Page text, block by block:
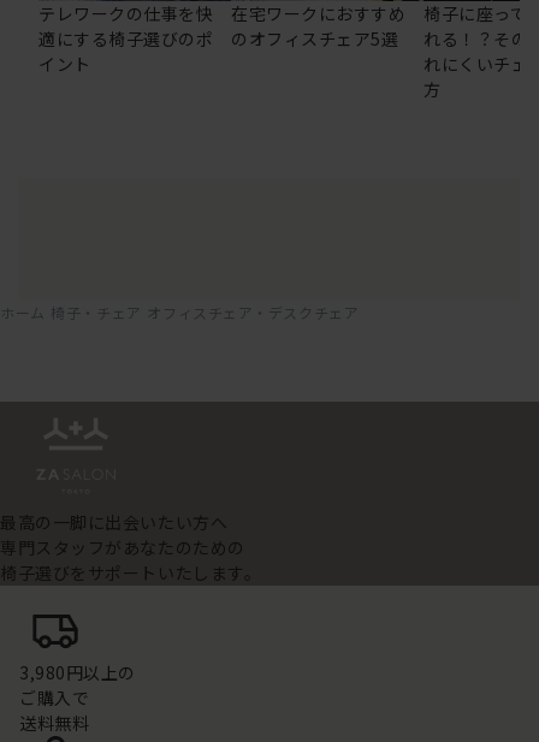
テレワークの仕事を快
適にする椅子選びのポ
イント
在宅ワークにおすすめ
のオフィスチェア5選
椅子に座って
れる！？その
れにくいチェ
方
ホーム 椅子・チェア オフィスチェア・デスクチェア
最高の一脚に出会いたい方へ
専門スタッフがあなたのための
椅子選びをサポートいたします。
3,980円以上の
ご購入で
送料無料